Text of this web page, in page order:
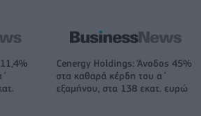
Cenergy Holdings: Άνοδος 45%
στα καθαρά κέρδη του α΄
εξαμήνου, στα 138 εκατ. ευρώ